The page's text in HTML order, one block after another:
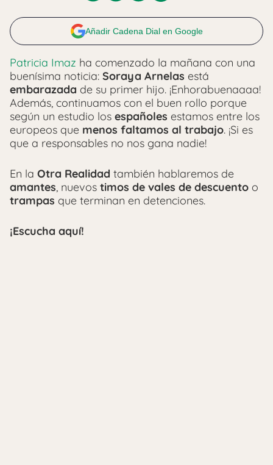
Añadir Cadena Dial en Google
Patricia Imaz ha comenzado la mañana con una
buenísima noticia: Soraya Arnelas está
embarazada de su primer hijo. ¡Enhorabuenaaaa!
Además, continuamos con el buen rollo porque
según un estudio los españoles estamos entre los
europeos que menos faltamos al trabajo. ¡Si es
que a responsables no nos gana nadie!
En la Otra Realidad también hablaremos de
amantes, nuevos timos de vales de descuento o
trampas que terminan en detenciones.
¡Escucha aquí!